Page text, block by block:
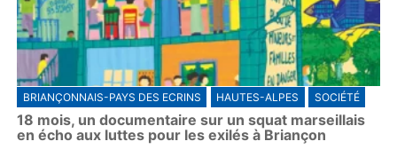
BRIANÇONNAIS-PAYS DES ECRINS HAUTES-ALPES SOCIÉTÉ
18 mois, un documentaire sur un squat marseillais
en écho aux luttes pour les exilés à Briançon